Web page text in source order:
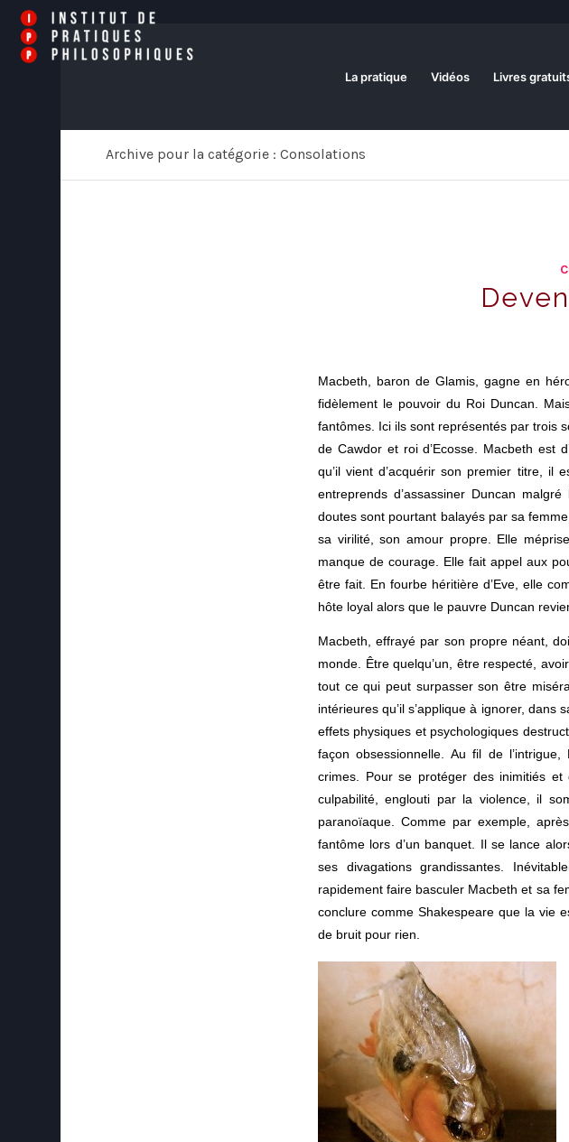
La pratique Vidéos Livres
Archive pour la catégorie : Consolations
Macbeth, baron de Glamis, gagne en
fidèlement le pouvoir du Roi Duncan.
fantômes. Ici ils sont représentés par trois
de Cawdor et roi d’Ecosse. Macbeth est
qu’il vient d’acquérir son premier titre, il
entreprends d’assassiner Duncan
doutes sont pourtant balayés par sa
sa virilité, son amour propre. Elle
manque de courage. Elle fait appel aux
être fait. En fourbe héritière d’Eve, elle
hôte loyal alors que le pauvre Duncan
Macbeth, effrayé par son propre néant,
monde. Être quelqu’un, être respecté,
tout ce qui peut surpasser son être
intérieures qu’il s’applique à ignorer,
effets physiques et psychologiques
façon obsessionnelle.Au fil de
crimes. Pour se protéger des inimitiés
culpabilité, englouti par la violence, il
paranoïaque. Comme par exemple,
fantôme lors d’un banquet. Il se lance
ses divagations grandissantes.
rapidement faire basculer Macbeth et sa
conclure comme Shakespeare que la vie
de bruit pour rien.